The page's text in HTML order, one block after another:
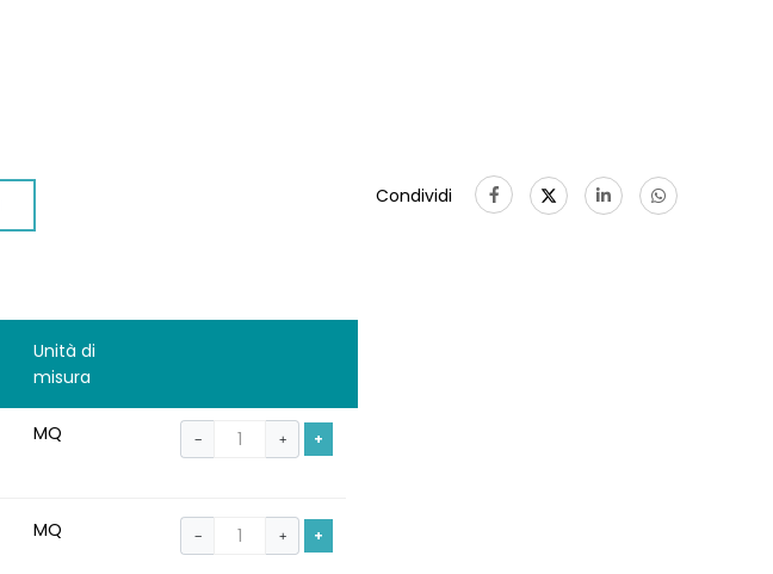
Condividi
Unità di
misura
MQ − + +
MQ − + +